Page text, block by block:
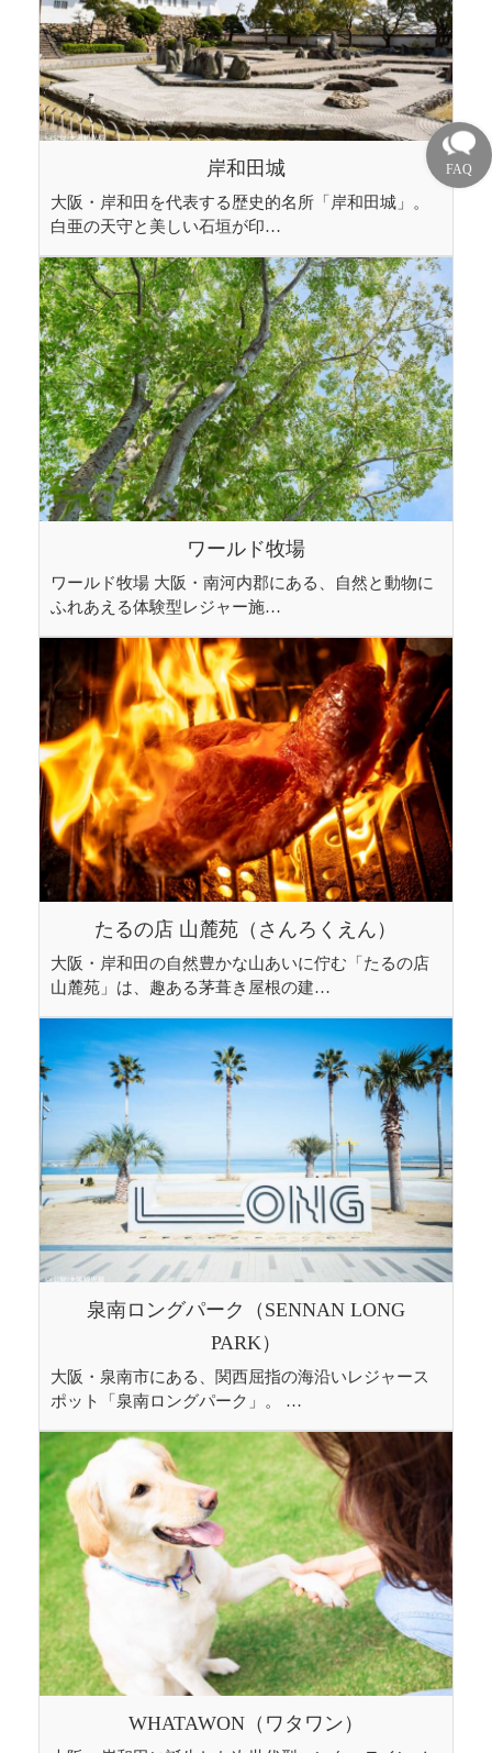
岸和田城
大阪・岸和田を代表する歴史的名所「岸和田城」。
白亜の天守と美しい石垣が印…
ワールド牧場
ワールド牧場 大阪・南河内郡にある、自然と動物に
ふれあえる体験型レジャー施…
たるの店 山麓苑（さんろくえん）
大阪・岸和田の自然豊かな山あいに佇む「たるの店
山麓苑」は、趣ある茅葺き屋根の建…
泉南ロングパーク（SENNAN LONG
PARK）
大阪・泉南市にある、関西屈指の海沿いレジャース
ポット「泉南ロングパーク」。 …
WHATAWON（ワタワン）